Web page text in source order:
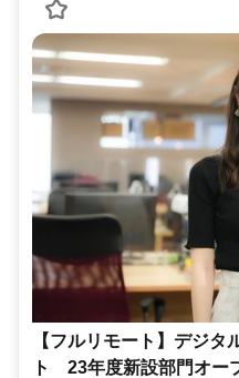
【フルリモート】デジ
ト 23年度新設部門オー